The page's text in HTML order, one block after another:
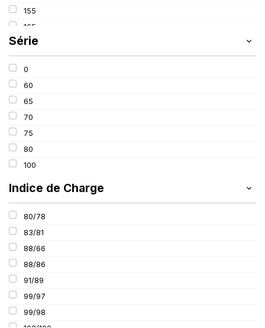
155
165
175
185
195
205
215
225
235
Série
0
60
65
70
75
80
100
Indice de Charge
80/78
83/81
88/66
88/86
91/89
99/97
99/98